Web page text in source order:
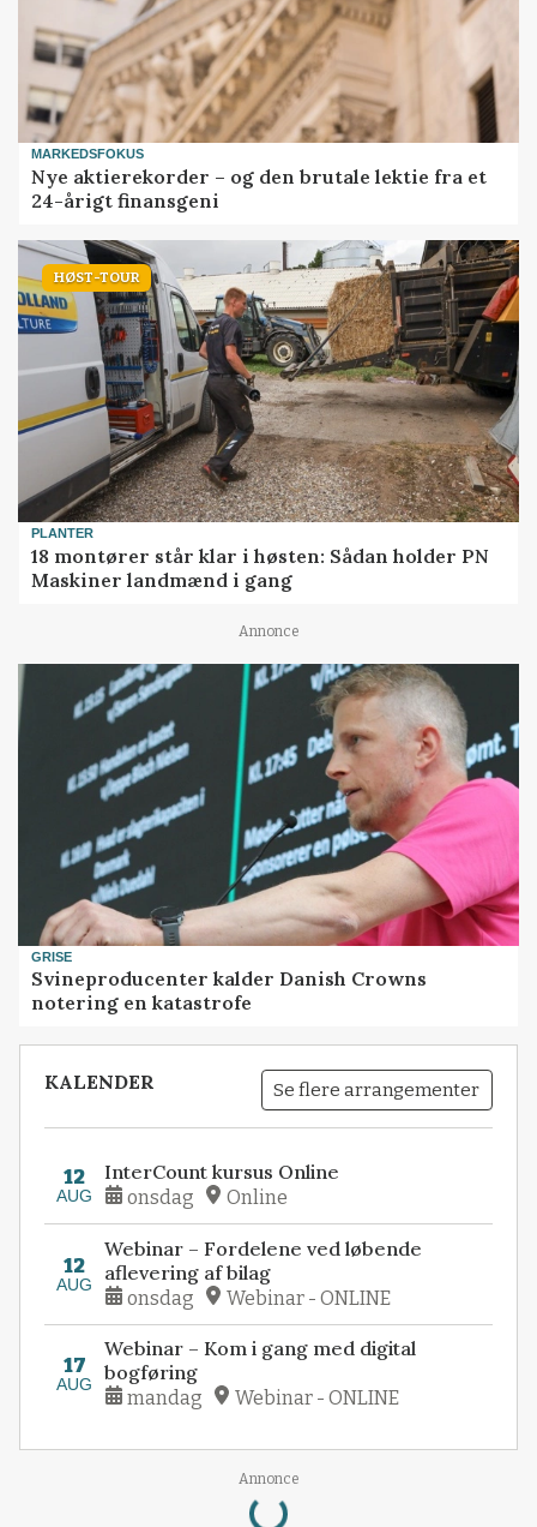
MARKEDSFOKUS
Nye aktierekorder – og den brutale lektie fra et
24-årigt finansgeni
HØST-TOUR
PLANTER
18 montører står klar i høsten: Sådan holder PN
Maskiner landmænd i gang
Annonce
GRISE
Svineproducenter kalder Danish Crowns
notering en katastrofe
KALENDER Se flere arrangementer
12
AUG
InterCount kursus Online
onsdag Online
12
AUG
Webinar – Fordelene ved løbende
aflevering af bilag
onsdag Webinar - ONLINE
17
AUG
Webinar – Kom i gang med digital
bogføring
mandag Webinar - ONLINE
Annonce
Loading...